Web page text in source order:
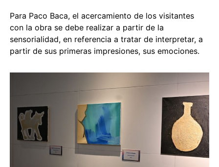
Para Paco Baca, el acercamiento de los visitantes
con la obra se debe realizar a partir de la
sensorialidad, en referencia a tratar de interpretar, a
partir de sus primeras impresiones, sus emociones.